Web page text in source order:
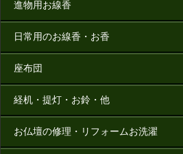
進物用お線香
日常用のお線香・お香
座布団
経机・提灯・お鈴・他
お仏壇の修理・リフォームお洗濯